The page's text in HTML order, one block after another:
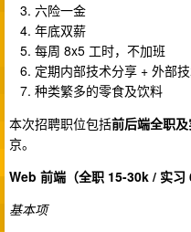
六险一金
年底双薪
每周 8x5 工时，不加班
定期内部技术分享 + 外部
种类繁多的零食及饮料
本次招聘职位包括前后端全职
京。
Web 前端（全职 15-30k / 实
基本项